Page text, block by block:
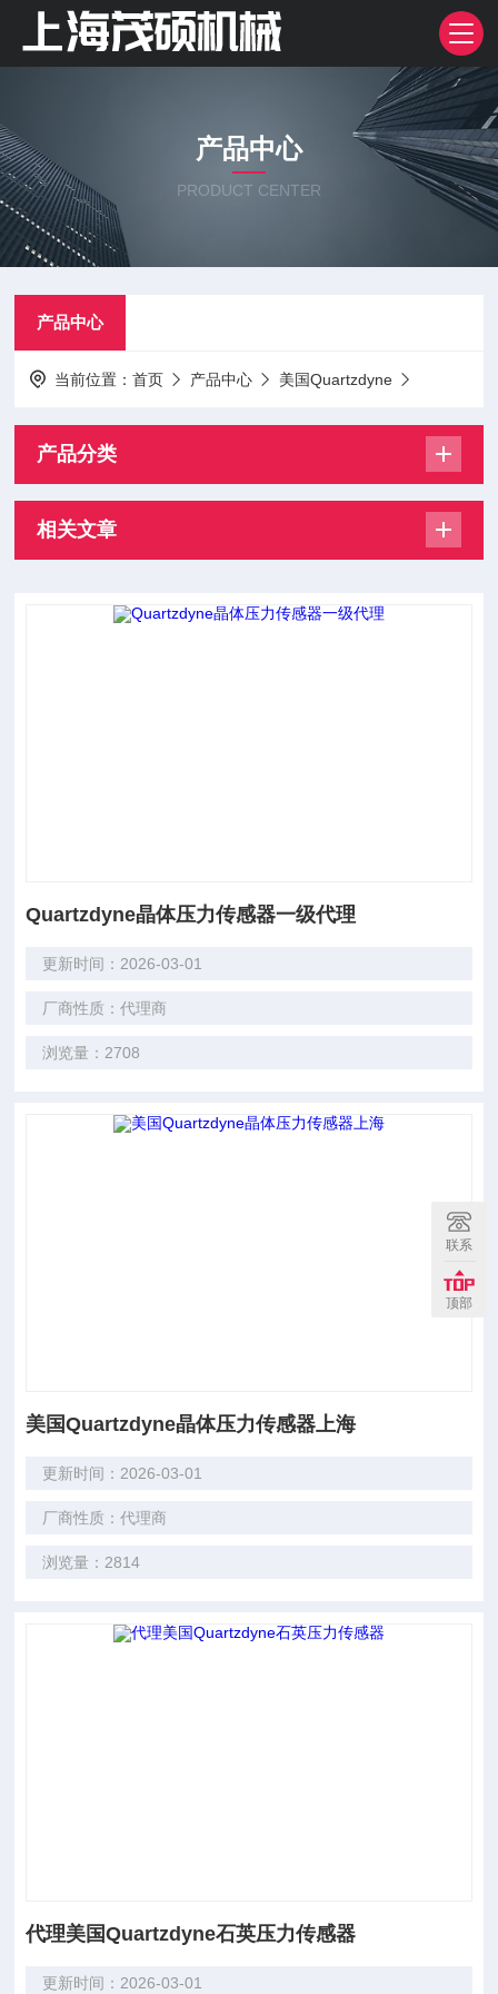
产品中心
PRODUCT CENTER
产品中心
当前位置：首页 产品中心 美国Quartzdyne
产品分类
相关文章
Quartzdyne晶体压力传感器一级代理
更新时间：2026-03-01
厂商性质：代理商
浏览量：2708
美国Quartzdyne晶体压力传感器上海
更新时间：2026-03-01
厂商性质：代理商
浏览量：2814
代理美国Quartzdyne石英压力传感器
更新时间：2026-03-01
联系
顶部